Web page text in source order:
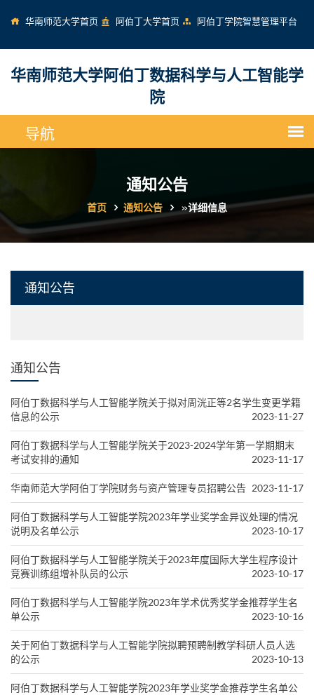
华南师范大学首页 阿伯丁大学首页 阿伯丁学院智慧管理平台
华南师范大学阿伯丁数据科学与人工智能学
院
通知公告
首页 通知公告 »详细信息
通知公告
通知公告
阿伯丁数据科学与人工智能学院关于拟对周洸正等2名学生变更学籍
信息的公示
2023-11-27
阿伯丁数据科学与人工智能学院关于2023-2024学年第一学期期末
考试安排的通知
2023-11-17
华南师范大学阿伯丁学院财务与资产管理专员招聘公告 2023-11-17
阿伯丁数据科学与人工智能学院2023年学业奖学金异议处理的情况
说明及名单公示
2023-10-17
阿伯丁数据科学与人工智能学院关于2023年度国际大学生程序设计
竞赛训练组增补队员的公示
2023-10-17
阿伯丁数据科学与人工智能学院2023年学术优秀奖学金推荐学生名
单公示
2023-10-16
关于阿伯丁数据科学与人工智能学院拟聘预聘制教学科研人员人选
的公示
2023-10-13
阿伯丁数据科学与人工智能学院2023年学业奖学金推荐学生名单公